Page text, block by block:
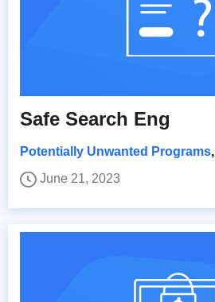
Safe Search Eng
Potentially Unwanted Programs,
June 21, 2023